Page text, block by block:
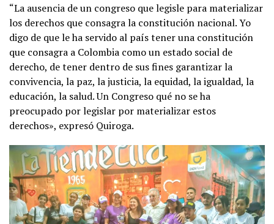
“La ausencia de un congreso que legisle para materializar
los derechos que consagra la constitución nacional. Yo
digo de que le ha servido al país tener una constitución
que consagra a Colombia como un estado social de
derecho, de tener dentro de sus fines garantizar la
convivencia, la paz, la justicia, la equidad, la igualdad, la
educación, la salud. Un Congreso qué no se ha
preocupado por legislar por materializar estos
derechos», expresó Quiroga.